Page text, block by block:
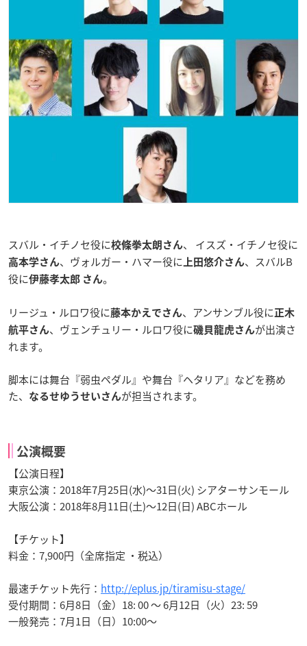
スバル・イチノセ役に校條拳太朗さん、 イスズ・イチノセ役に
高本学さん、ヴォルガー・ハマー役に 上田悠介さん、スバルB
役に伊藤孝太郎 さん。
リージュ・ルロワ役に藤本かえでさん、アンサンブル役に正木
航平さん、ヴェンチュリー・ルロワ役に磯貝龍虎さんが出演さ
れます。
脚本には舞台『弱虫ペダル』や舞台『ヘタリア』などを務め
た、
なるせゆうせいさんが担当されます。
公演概要
【公演日程】
東京公演： 2018年7月25日(水)～31日(火) シアターサンモール
大阪公演： 2018年8月11日(土)～12日(日)ABCホール
【チケット】
料金：7,900円（全席指定 ・税込）
最速チケット先行： http://eplus.jp/tiramisu-stage/
受付期間：6月8日（金）18: 00 ～ 6月12日（火）23: 59
一般発売：7月1日（日）10:00～